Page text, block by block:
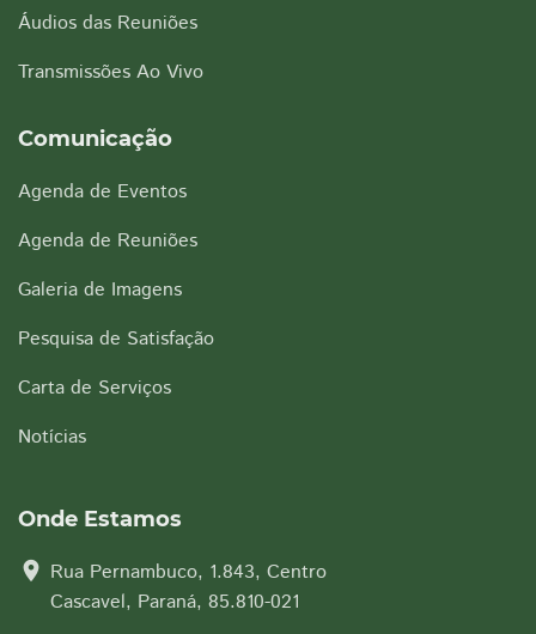
Áudios das Reuniões
Transmissões Ao Vivo
Comunicação
Agenda de Eventos
Agenda de Reuniões
Galeria de Imagens
Pesquisa de Satisfação
Carta de Serviços
Notícias
Onde Estamos
location_on Rua Pernambuco, 1.843, Centro
Cascavel, Paraná, 85.810-021